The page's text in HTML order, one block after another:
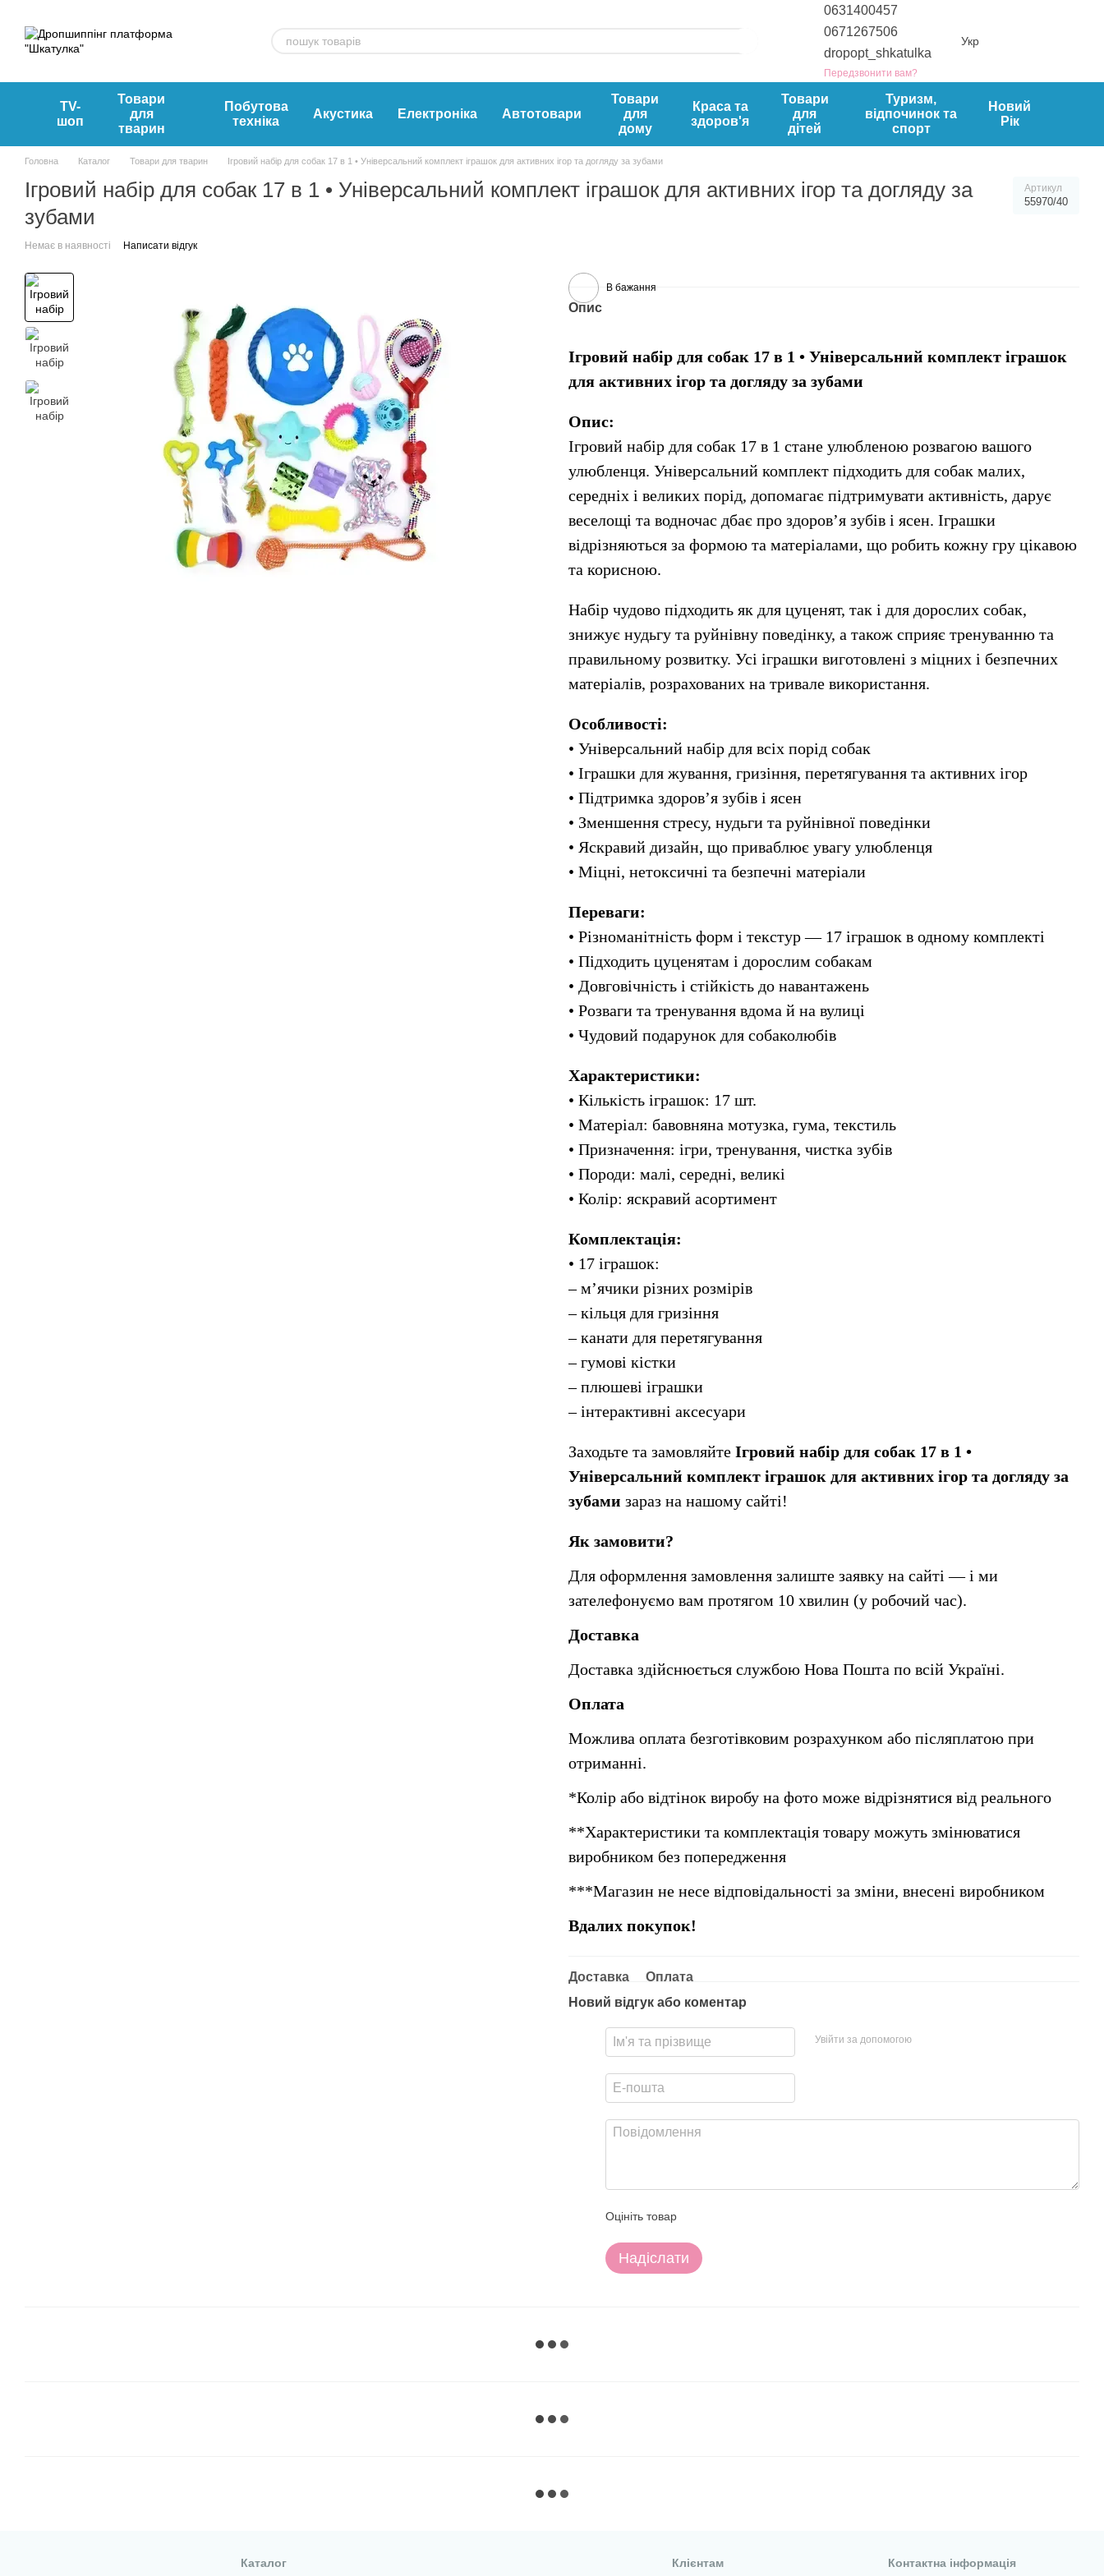
0631400457
0671267506
dropopt_shkatulka
Передзвонити вам?
Укр
TV-
шоп
Товари
для
тварин
Побутова
техніка
Акустика Електроніка Автотовари
Товари
для
дому
Краса та
здоров'я
Товари
для
дітей
Туризм,
відпочинок та
спорт
Новий
Рік
Головна Каталог Товари для тварин Ігровий набір для собак 17 в 1 • Універсальний комплект іграшок для активних ігор та догляду за зубами
Ігровий набір для собак 17 в 1 • Універсальний комплект іграшок для активних ігор та догляду за
зубами
Артикул
55970/40
Немає в наявності Написати відгук
В бажання
Опис
Ігровий набір для собак 17 в 1 • Універсальний комплект іграшок
для активних ігор та догляду за зубами
Опис:
Ігровий набір для собак 17 в 1 стане улюбленою розвагою вашого
улюбленця. Універсальний комплект підходить для собак малих,
середніх і великих порід, допомагає підтримувати активність, дарує
веселощі та водночас дбає про здоров’я зубів і ясен. Іграшки
відрізняються за формою та матеріалами, що робить кожну гру цікавою
та корисною.
Набір чудово підходить як для цуценят, так і для дорослих собак,
знижує нудьгу та руйнівну поведінку, а також сприяє тренуванню та
правильному розвитку. Усі іграшки виготовлені з міцних і безпечних
матеріалів, розрахованих на тривале використання.
Особливості:
• Універсальний набір для всіх порід собак
• Іграшки для жування, гризіння, перетягування та активних ігор
• Підтримка здоров’я зубів і ясен
• Зменшення стресу, нудьги та руйнівної поведінки
• Яскравий дизайн, що приваблює увагу улюбленця
• Міцні, нетоксичні та безпечні матеріали
Переваги:
• Різноманітність форм і текстур — 17 іграшок в одному комплекті
• Підходить цуценятам і дорослим собакам
• Довговічність і стійкість до навантажень
• Розваги та тренування вдома й на вулиці
• Чудовий подарунок для собаколюбів
Характеристики:
• Кількість іграшок: 17 шт.
• Матеріал: бавовняна мотузка, гума, текстиль
• Призначення: ігри, тренування, чистка зубів
• Породи: малі, середні, великі
• Колір: яскравий асортимент
Комплектація:
• 17 іграшок:
– м’ячики різних розмірів
– кільця для гризіння
– канати для перетягування
– гумові кістки
– плюшеві іграшки
– інтерактивні аксесуари
Заходьте та замовляйте Ігровий набір для собак 17 в 1 •
Універсальний комплект іграшок для активних ігор та догляду за
зубами зараз на нашому сайті!
Як замовити?
Для оформлення замовлення залиште заявку на сайті — і ми
зателефонуємо вам протягом 10 хвилин (у робочий час).
Доставка
Доставка здійснюється службою Нова Пошта по всій Україні.
Оплата
Можлива оплата безготівковим розрахунком або післяплатою при
отриманні.
*Колір або відтінок виробу на фото може відрізнятися від реального
**Характеристики та комплектація товару можуть змінюватися
виробником без попередження
***Магазин не несе відповідальності за зміни, внесені виробником
Вдалих покупок!
Доставка
Оплата
Новий відгук або коментар
Увійти за допомогою
Оцініть товар
Надіслати
Каталог Клієнтам Контактна інформація